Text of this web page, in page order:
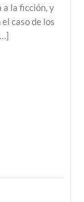
a la ficción, y
caso de los